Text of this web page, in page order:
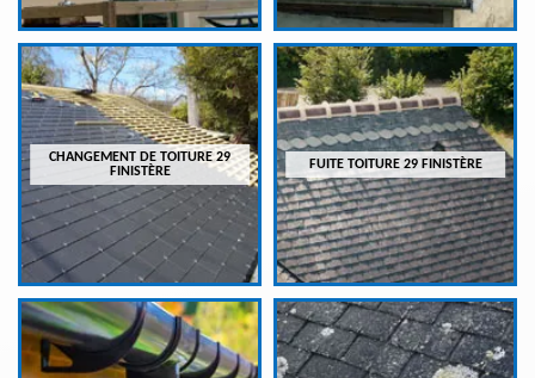
CHANGEMENT DE TOITURE 29
FINISTÈRE
FUITE TOITURE 29 FINISTÈRE